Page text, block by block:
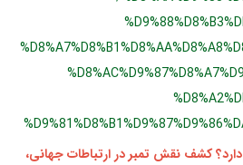
کشف نقش تمبر در ارتباطات جهانی،